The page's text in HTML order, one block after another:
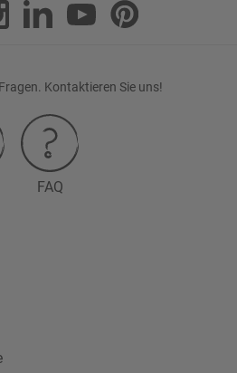
Kontaktieren Sie uns!
FAQ